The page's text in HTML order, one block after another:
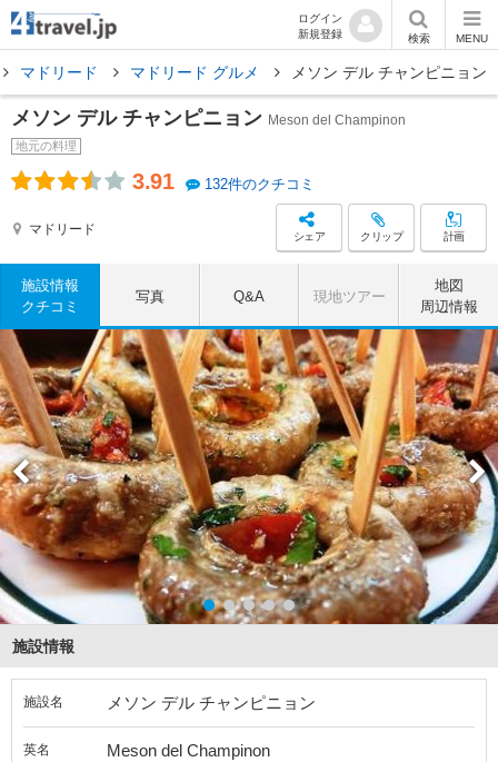
ログイン
新規登録
検索 MENU
マドリード マドリード グルメ メソン デル チャンピニョン
メソン デル チャンピニョン Meson del Champinon
地元の料理
3.91 132件のクチコミ
マドリード シェア クリップ 計画
施設情報
クチコミ
写真 Q&A 現地ツアー
地図
周辺情報
施設情報
施設名 メソン デル チャンピニョン
英名 Meson del Champinon